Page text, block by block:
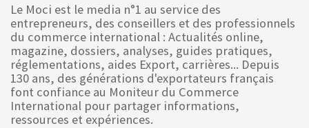
Le Moci est le media n°1 au service des
entrepreneurs, des conseillers et des professionnels
du commerce international : Actualités online,
magazine, dossiers, analyses, guides pratiques,
réglementations, aides Export, carrières... Depuis
130 ans, des générations d'exportateurs français
font confiance au Moniteur du Commerce
International pour partager informations,
ressources et expériences.